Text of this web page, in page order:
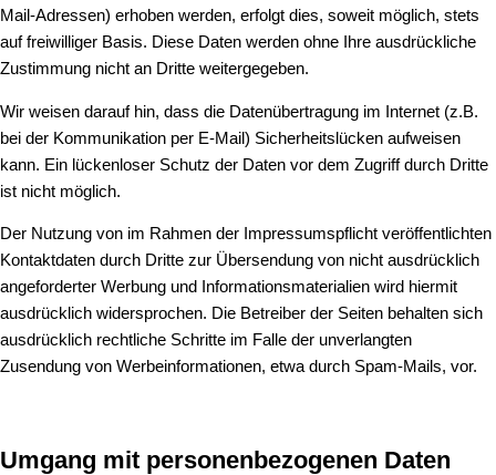
Mail-Adressen) erhoben werden, erfolgt dies, soweit möglich, stets
auf freiwilliger Basis. Diese Daten werden ohne Ihre ausdrückliche
Zustimmung nicht an Dritte weitergegeben.
Wir weisen darauf hin, dass die Datenübertragung im Internet (z.B.
bei der Kommunikation per E-Mail) Sicherheitslücken aufweisen
kann. Ein lückenloser Schutz der Daten vor dem Zugriff durch Dritte
ist nicht möglich.
Der Nutzung von im Rahmen der Impressumspflicht veröffentlichten
Kontaktdaten durch Dritte zur Übersendung von nicht ausdrücklich
angeforderter Werbung und Informationsmaterialien wird hiermit
ausdrücklich widersprochen. Die Betreiber der Seiten behalten sich
ausdrücklich rechtliche Schritte im Falle der unverlangten
Zusendung von Werbeinformationen, etwa durch Spam-Mails, vor.
Umgang mit personenbezogenen Daten